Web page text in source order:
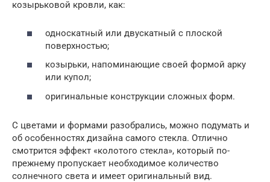
козырьковой кровли, как:
односкатный или двускатный с плоской
поверхностью;
козырьки, напоминающие своей формой арку
или купол;
оригинальные конструкции сложных форм.
С цветами и формами разобрались, можно подумать и
об особенностях дизайна самого стекла. Отлично
смотрится эффект «колотого стекла», который по-
прежнему пропускает необходимое количество
солнечного света и имеет оригинальный вид.